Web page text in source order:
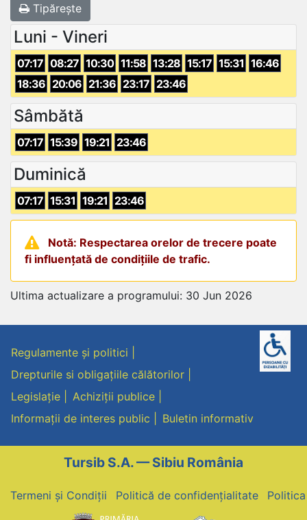
Tipărește
Luni - Vineri
07:17 08:27 10:30 11:58 13:28 15:17 15:31 16:46
18:36 20:06 21:36 23:17 23:46
Sâmbătă
07:17 15:39 19:21 23:46
Duminică
07:17 15:31 19:21 23:46
Notă: Respectarea orelor de trecere poate
fi influențată de condițiile de trafic.
Ultima actualizare a programului: 30 Jun 2026
Regulamente și politici
Drepturile si obligațiile călătorilor
Legislație
Achiziții publice
Informații de interes public
Buletin informativ
Tursib S.A. — Sibiu România
Termeni și Condiții Politică de confidențialitate